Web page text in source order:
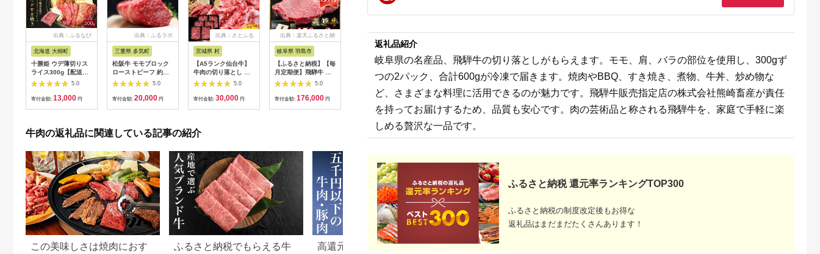
出典：ふるなび
北海道 大樹町
十勝姫 ウデ薄切りス
ライス300g【配送不
可地域：離島】
【1397674】
5.0
寄付金額: 13,000 円
出典：ふるラボ
三重県 多気町
松阪牛 モモブロック
ローストビーフ 約
500g 国産牛 和牛 ブ
ランド牛 JGAP家
畜・畜産物 農場
日本三大和牛 松阪 松
坂牛 松坂 モモ ビーフ
り 三重県 多気町 SS-
32
5.0
寄付金額: 20,000 円
出典：さとふる
宮城県 村
【A5ランク仙台牛】
牛肉の切り落とし 合
計1.8kg(300g×6) 小
分けで使い勝手も◎
5.0
寄付金額: 30,000 円
出典：楽天ふるさと納
岐阜県 羽島市
【ふるさと納税】【毎
月定期便】飛騨牛 シ
ャトーブリアン
450g(150g×3枚)【冷
蔵便】全3回【配送不
5.0
寄付金額: 176,000 円
さと納税
幻の美味「村沢牛」焼
肉用 350g（モモ・
バラ・ロース）｜ 牛
肉 お肉 肉 和牛 焼肉
焼き肉 やきにく 京都
限定 ギフト 送料無料
信州 長野県産
寄付金額:19,000 円
【数量限定！チルド
（冷蔵）発送！】「飛
騨牛」A5等級サーロ
インステーキ 200g×2
枚 鉄板焼き 網焼き 焼
肉 バーベキュー BBQ
F4N-1239
5.0
寄付金額:24,000 円
【C2-019】博多和牛
モモ焼肉用・スライス
寄付金額: 32,000 円
松阪牛カイノミステー
キ150g×4枚 SS74
5.0
寄付金額: 30,000 円
豊西牛 サイコロステ
ーキ 1.2kg (200g×6
パック) トヨぽん付
【配送不可地域：離
島】【1385039】
寄付金額:28,000
＜牧場直営店玉家＞
戸牛サーロインステ
キ200g×2枚シャトー
ブリアン(ヘレ)ステー
キ90g×2枚_ 神戸牛
牛肉 肉 牛 にく ステ
ーキ サーロイン シャ
神戸 兵庫県 冷凍 送
寄付金額:40,000
牛肉の返礼品に関連している記事の紹介
この美味しさは焼肉におす
ふるさと納税でもらえる牛
高還元率！ふるさと納税
【2026年版】楽天ふるさと
返礼品紹介
岐阜県の名産品、飛騨牛の切り落としがもらえます。モモ、肩、バラの部位を使用し、300gず
つの2パック、合計600gが冷凍で届きます。焼肉やBBQ、すき焼き、煮物、牛丼、炒め物な
ど、さまざまな料理に活用できるのが魅力です。飛騨牛販売指定店の株式会社熊崎畜産が責任
を持ってお届けするため、品質も安心です。肉の芸術品と称される飛騨牛を、家庭で手軽に楽
しめる贅沢な一品です。
ふるさと納税 還元率ランキングTOP300
ふるさと納税の制度改定後もお得な
返礼品はまだまだたくさんあります！